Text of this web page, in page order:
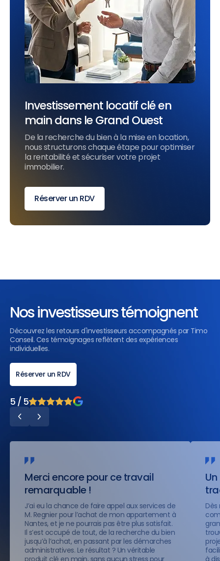
Investissement locatif clé en
main dans le Grand Ouest
De la recherche du bien à la mise en location,
nous structurons chaque étape pour optimiser
la rentabilité et sécuriser votre projet
immobilier.
Réserver un RDV
Nos investisseurs témoignent
Découvrez les retours d'investisseurs accompagnés par Timo
Conseil. Ces témoignages reflètent des expériences
individuelles.
Réserver un RDV
5 / 5
Merci encore pour ce travail
remarquable !
J’ai eu la chance de faire appel aux services de
M. Regnier pour l’achat de mon appartement à
Nantes, et je ne pourrais pas être plus satisfait.
Il s’est occupé de tout, de la recherche du bien
jusqu’à l’achat, en passant par les démarches
administratives. Le résultat ? Un véritable
produit clé en main, sans aucun stress pour
à